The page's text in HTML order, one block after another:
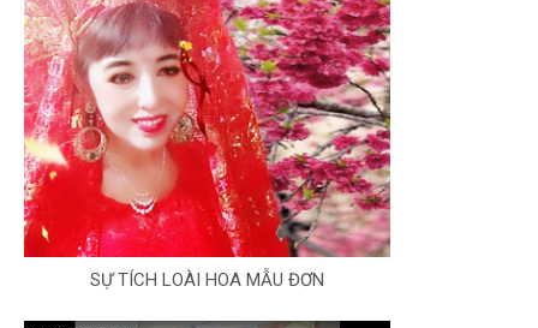
SỰ TÍCH LOÀI HOA MẪU ĐƠN